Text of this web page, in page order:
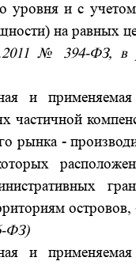
уровня и с
на равных
№ 394-ФЗ, в
и
частичной
рынка -
ФЗ)
и